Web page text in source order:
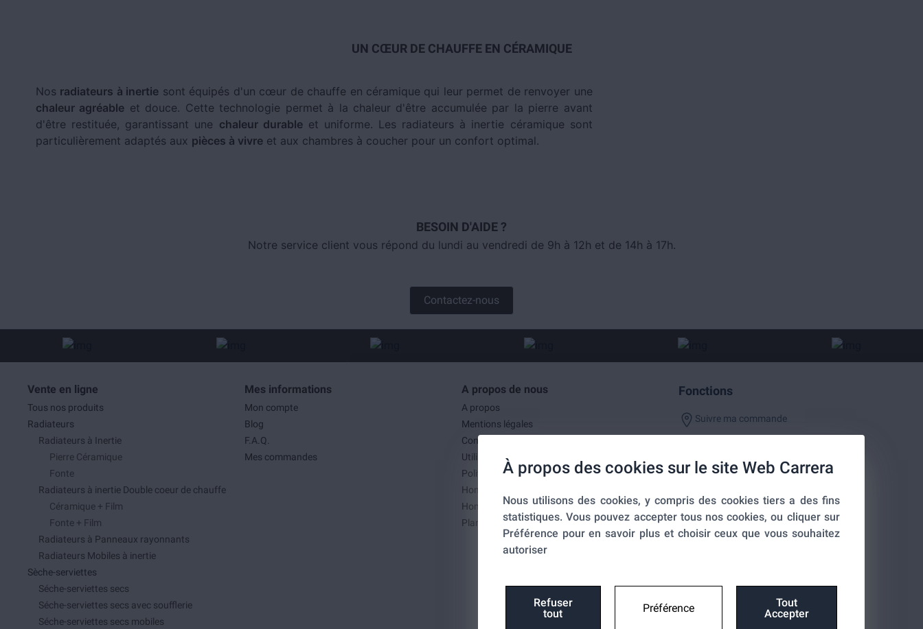
À propos des cookies sur le site Web Carrera
Nous utilisons des cookies, y compris des cookies tiers a des fins
statistiques. Vous pouvez accepter tous nos cookies, ou cliquer sur
Préférence pour en savoir plus et choisir ceux que vous souhaitez
autoriser
Refuser
tout
Préférence
Tout
Accepter
UN CŒUR DE CHAUFFE EN CÉRAMIQUE
Nos radiateurs à inertie sont équipés d'un cœur de chauffe en céramique qui leur permet de renvoyer une
chaleur agréable et douce. Cette technologie permet à la chaleur d'être accumulée par la pierre avant
d'être restituée, garantissant une chaleur durableet uniforme. Les radiateurs à inertie céramique sont
particulièrement adaptés aux pièces à vivre et aux chambres à coucher pour un confort optimal.
BESOIN D'AIDE ?
Notre service client vous répond du lundi au vendredi de 9h à 12h et de 14h à 17h.
Contactez-nous
Vente en ligne
Tous nos produits
Radiateurs
Radiateurs à Inertie
Pierre Céramique
Fonte
Radiateurs à inertie Double coeur de chauffe
Céramique + Film
Fonte + Film
Radiateurs à Panneaux rayonnants
Radiateurs Mobiles à inertie
Sèche-serviettes
Séche-serviettes secs
Séche-serviettes secs avec soufflerie
Séche-serviettes secs mobiles
Mes informations
Mon compte
Blog
F.A.Q.
Mes commandes
A propos de nous
A propos
Mentions légales
Conditions générales de ventes
Utilisation des cookies
Politique de confidentialité
Home-SmartLink
Home-SmartLink : Politique de confidentialité
Plan du site
Fonctions
Suivre ma commande